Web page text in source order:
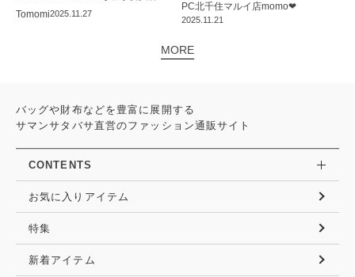
2025.11.27
Tomomi
2025.11.21
PC北千住マルイ店momo‪‪❤︎‬
MORE
バッグや財布などを豊富に展開する
サマンサタバサ直営のファッション通販サイト
CONTENTS
お気に入りアイテム
特集
新着アイテム